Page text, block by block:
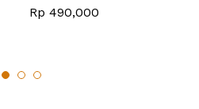
Rp 490,000